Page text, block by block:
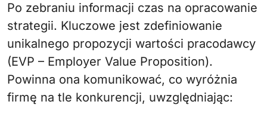
Po zebraniu informacji czas na opracowanie
strategii. Kluczowe jest zdefiniowanie
unikalnego propozycji wartości pracodawcy
(EVP – Employer Value Proposition).
Powinna ona komunikować, co wyróżnia
firmę na tle konkurencji, uwzględniając: